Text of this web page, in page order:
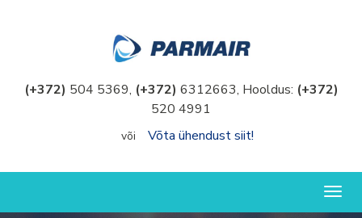
(+372) 504 5369, (+372) 6312663, Hooldus: (+372)
520 4991
või Võta ühendust siit!